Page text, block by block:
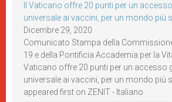
Il Vaticano offre 20 punti per un
universale ai vaccini, per un mondo più
Dicembre 29, 2020
Comunicato Stampa della
19 e della Pontificia Accademia per la
Vaticano offre 20 punti per un accesso
universale ai vaccini, per un mondo più
appeared first on ZENIT - Italiano.